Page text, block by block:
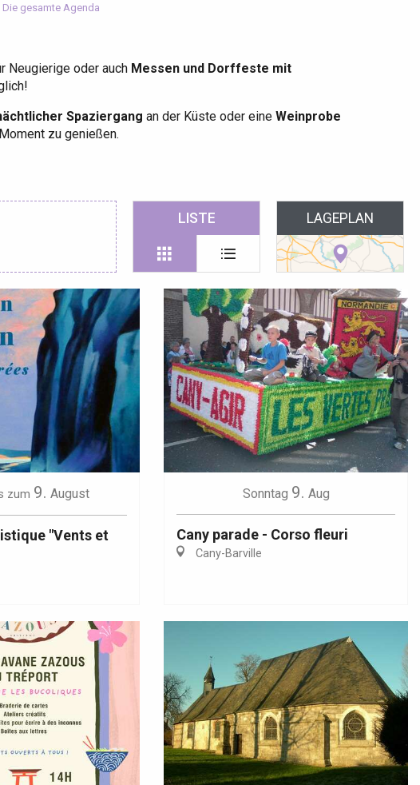
Die gesamte Agenda
Neugierige oder auch Messen und Dorffeste mit
Spaziergang an der Küste oder eine Weinprobe
zu genießen.
aux favoris LISTE LAGEPLAN
zum 9. August
"Vents et
Sonntag 9. Aug
Cany parade - Corso fleuri
Cany-Barville